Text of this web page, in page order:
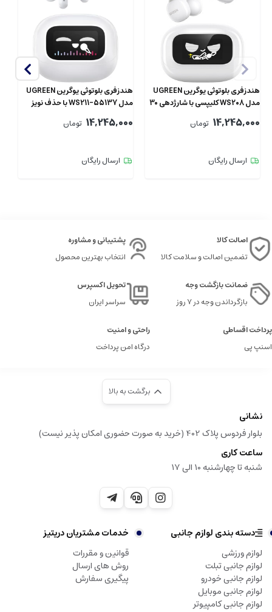
هندزفری بلوتوثی یوگرین UGREEN
مدل WS208 کلیپسی با شارژدهی 30
14,245,000 تومان
ارسال رایگان
هندزفری بلوتوثی یوگرین UGREEN
مدل ‎WS211-55137 با حذف نویز
14,245,000 تومان
ارسال رایگان
اصالت کالا
تضمین اصالت و سلامت کالا
پشتیبانی و مشاوره
انتخاب بهترین محصول
ضمانت بازگشت وجه
بازگرداندن وجه در ۷ روز
تحویل اکسپرس
سراسر ایران
پرداخت اقساطی
اسنپ پی
راحتی و امنیت
درگاه امن پرداخت
برگشت به بالا
نشانی
بلوار فردوس پلاک 402 (خرید به صورت حضوری امکان پذیر نیست)
ساعت کاری
شنبه تا چهارشنبه 10 الی 17
دسته بندی لوازم جانبی
لوازم ورزشی
لوازم جانبی تبلت
لوازم جانبی خودرو
لوازم جانبی موبایل
لوازم جانبی کامپیوتر
خدمات مشتریان دریتیز
قوانین و مقررات
روش های ارسال
پیگیری سفارش